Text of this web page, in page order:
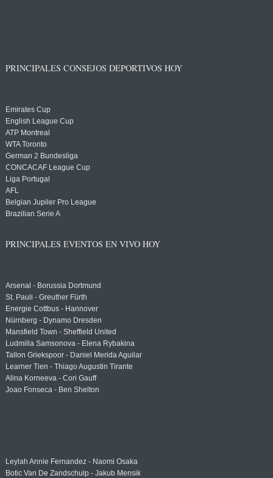
PRINCIPALES CONSEJOS DEPORTIVOS HOY
Emirates Cup
English League Cup
ATP Montreal
WTA Toronto
German 2 Bundesliga
CONCACAF League Cup
Liga Portugal
AFL
Belgian Jupiler Pro League
Brazilian Serie A
PRINCIPALES EVENTOS EN VIVO HOY
Arsenal - Borussia Dortmund
St. Pauli - Greuther Fürth
Energie Cottbus - Hannover
Nürnberg - Dynamo Dresden
Mansfield Town - Sheffield United
Ludmilla Samsonova - Elena Rybakina
Tallon Griekspoor - Daniel Merida Aguilar
Learner Tien - Thiago Augustin Tirante
Alina Korneeva - Cori Gauff
Joao Fonseca - Ben Shelton
Leylah Annie Fernandez - Naomi Osaka
Botic Van De Zandschulp - Jakub Mensik